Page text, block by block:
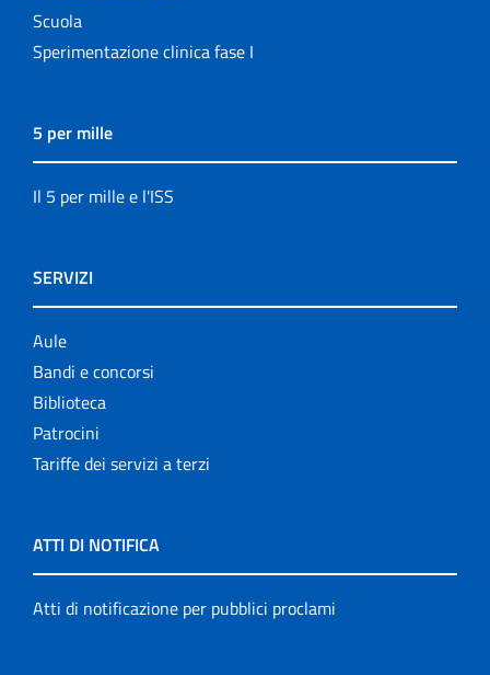
Scuola
Sperimentazione clinica fase I
5 per mille
Il 5 per mille e l'ISS
SERVIZI
Aule
Bandi e concorsi
Biblioteca
Patrocini
Tariffe dei servizi a terzi
ATTI DI NOTIFICA
Atti di notificazione per pubblici proclami